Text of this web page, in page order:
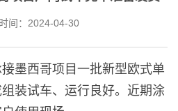
间：2024-04-30
墨西哥项目一批新型欧式单
装试车、运行良好。近期涂